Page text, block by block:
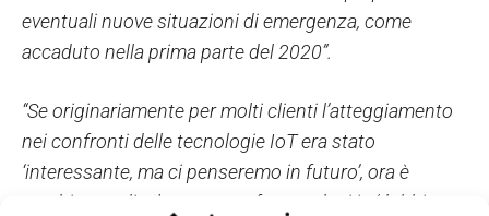
eventuali nuove situazioni di emergenza, come
accaduto nella prima parte del 2020”.
“Se originariamente per molti clienti l’atteggiamento
nei confronti delle tecnologie IoT era stato
‘interessante, ma ci penseremo in futuro’, ora è
cambiato radicalmente, trasformandosi in ‘dobbiamo